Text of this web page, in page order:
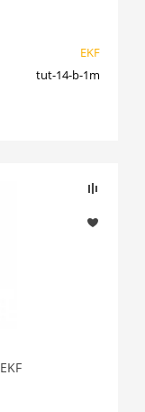
EKF
tut-14-b-1m